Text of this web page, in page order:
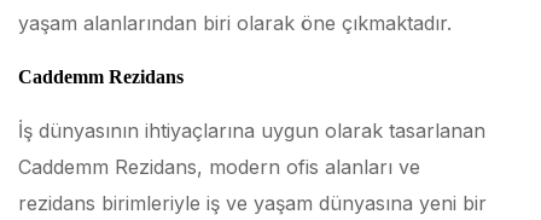
yaşam alanlarından biri olarak öne çıkmaktadır.
Caddemm Rezidans
İş dünyasının ihtiyaçlarına uygun olarak tasarlanan
Caddemm Rezidans, modern ofis alanları ve
rezidans birimleriyle iş ve yaşam dünyasına yeni bir